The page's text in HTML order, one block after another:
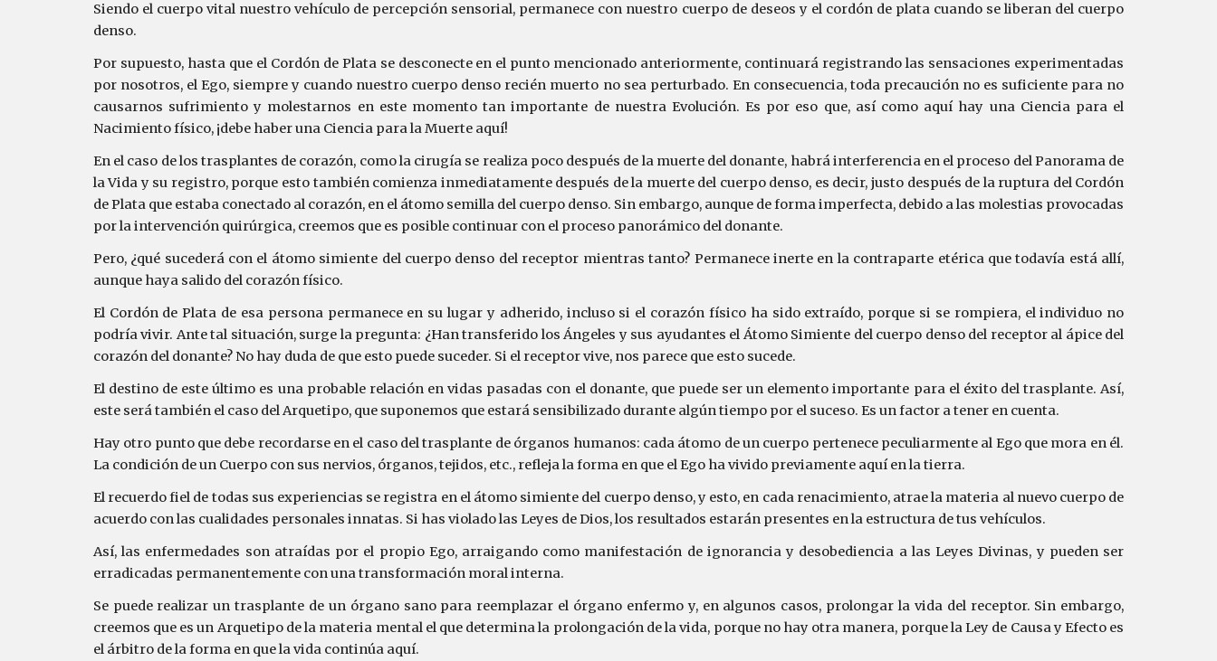
Siendo el cuerpo vital nuestro vehículo de percepción sensorial, permanece con nuestro cuerpo de deseos y el cordón de plata cuando se liberan del cuerpo
denso.
Por supuesto, hasta que el Cordón de Plata se desconecte en el punto mencionado anteriormente, continuará registrando las sensaciones experimentadas
por nosotros, el Ego, siempre y cuando nuestro cuerpo denso recién muerto no sea perturbado. En consecuencia, toda precaución no es suficiente para no
causarnos sufrimiento y molestarnos en este momento tan importante de nuestra Evolución. Es por eso que, así como aquí hay una Ciencia para el
Nacimiento físico, ¡debe haber una Ciencia para la Muerte aquí!
En el caso de los trasplantes de corazón, como la cirugía se realiza poco después de la muerte del donante, habrá interferencia en el proceso del Panorama de
la Vida y su registro, porque esto también comienza inmediatamente después de la muerte del cuerpo denso, es decir, justo después de la ruptura del Cordón
de Plata que estaba conectado al corazón, en el átomo semilla del cuerpo denso. Sin embargo, aunque de forma imperfecta, debido a las molestias provocadas
por la intervención quirúrgica, creemos que es posible continuar con el proceso panorámico del donante.
Pero, ¿qué sucederá con el átomo simiente del cuerpo denso del receptor mientras tanto? Permanece inerte en la contraparte etérica que todavía está allí,
aunque haya salido del corazón físico.
El Cordón de Plata de esa persona permanece en su lugar y adherido, incluso si el corazón físico ha sido extraído, porque si se rompiera, el individuo no
podría vivir. Ante tal situación, surge la pregunta: ¿Han transferido los Ángeles y sus ayudantes el Átomo Simiente del cuerpo denso del receptor al ápice del
corazón del donante? No hay duda de que esto puede suceder. Si el receptor vive, nos parece que esto sucede.
El destino de este último es una probable relación en vidas pasadas con el donante, que puede ser un elemento importante para el éxito del trasplante. Así,
este será también el caso del Arquetipo, que suponemos que estará sensibilizado durante algún tiempo por el suceso. Es un factor a tener en cuenta.
Hay otro punto que debe recordarse en el caso del trasplante de órganos humanos: cada átomo de un cuerpo pertenece peculiarmente al Ego que mora en él.
La condición de un Cuerpo con sus nervios, órganos, tejidos, etc., refleja la forma en que el Ego ha vivido previamente aquí en la tierra.
El recuerdo fiel de todas sus experiencias se registra en el átomo simiente del cuerpo denso, y esto, en cada renacimiento, atrae la materia al nuevo cuerpo de
acuerdo con las cualidades personales innatas. Si has violado las Leyes de Dios, los resultados estarán presentes en la estructura de tus vehículos.
Así, las enfermedades son atraídas por el propio Ego, arraigando como manifestación de ignorancia y desobediencia a las Leyes Divinas, y pueden ser
erradicadas permanentemente con una transformación moral interna.
Se puede realizar un trasplante de un órgano sano para reemplazar el órgano enfermo y, en algunos casos, prolongar la vida del receptor. Sin embargo,
creemos que es un Arquetipo de la materia mental el que determina la prolongación de la vida, porque no hay otra manera, porque la Ley de Causa y Efecto es
el árbitro de la forma en que la vida continúa aquí.